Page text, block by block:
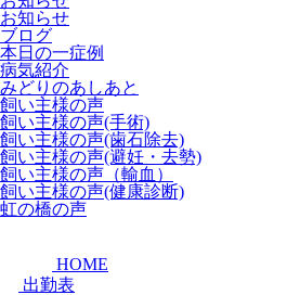
お知らせ
ブログ
本日の一症例
病気紹介
みどりのあしあと
飼い主様の声
飼い主様の声(手術)
飼い主様の声(歯石除去)
飼い主様の声(避妊・去勢)
飼い主様の声（輸血）
飼い主様の声(健康診断)
虹の橋の声
HOME
出勤表